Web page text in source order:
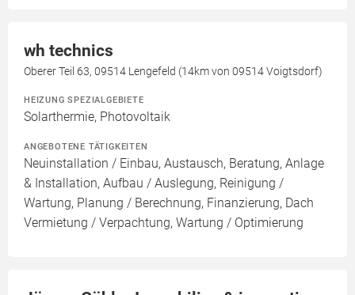
wh technics
Oberer Teil 63, 09514 Lengefeld (14km von 09514 Voigtsdorf)
HEIZUNG SPEZIALGEBIETE
Solarthermie, Photovoltaik
ANGEBOTENE TÄTIGKEITEN
Neuinstallation / Einbau, Austausch, Beratung, Anlage
& Installation, Aufbau / Auslegung, Reinigung /
Wartung, Planung / Berechnung, Finanzierung, Dach
Vermietung / Verpachtung, Wartung / Optimierung